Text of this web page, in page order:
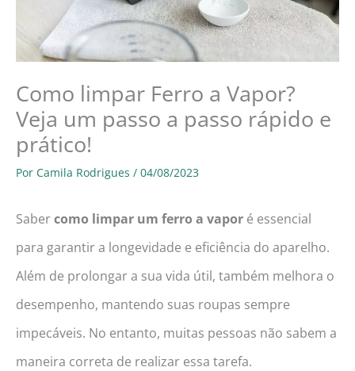
Como limpar Ferro a Vapor?
Veja um passo a passo rápido e
prático!
Por Camila Rodrigues / 04/08/2023
Sabercomo limpar um ferro a vapor é essencial
para garantir a longevidade e eficiência do aparelho.
Além de prolongar a sua vida útil, também melhora o
desempenho, mantendo suas roupas sempre
impecáveis. No entanto, muitas pessoas não sabem a
maneira correta de realizar essa tarefa.